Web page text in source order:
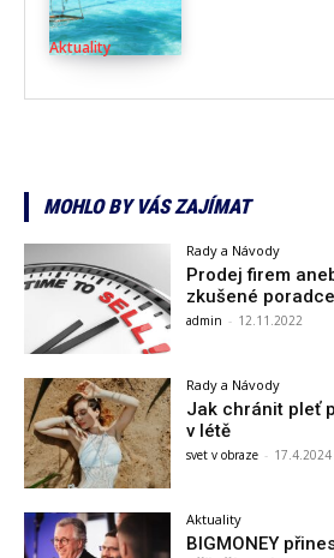
Aktuality
MOHLO BY VÁS ZAJÍMAT
Rady a Návody
Prodej firem
zkušené
admin - 12.11.2022
Rady a Návody
Jak chránit pleť
v létě
svet v obraze - 17.4.2024
Aktuality
BIGMONEY